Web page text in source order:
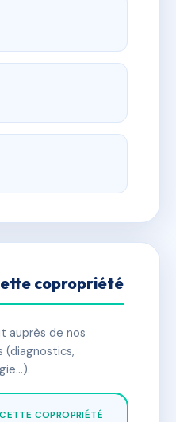
copropriété
auprès de nos
(diagnostics,
COPROPRIÉTÉ